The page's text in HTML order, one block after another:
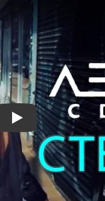
Play